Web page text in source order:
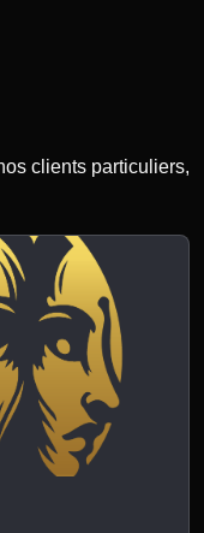
clients particuliers,